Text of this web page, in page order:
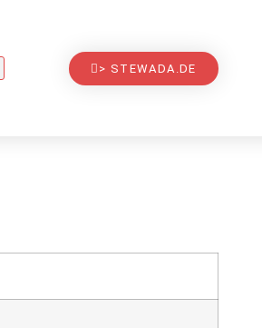
> STEWADA.DE